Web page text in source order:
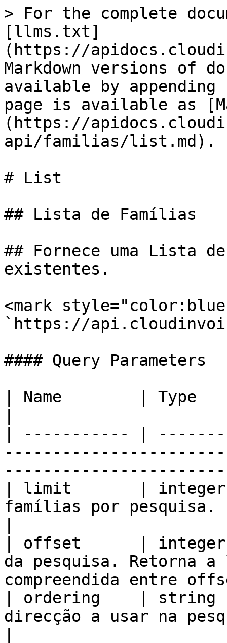
> For the complete
[llms.txt]
(https://
Markdown versions of
available by
page is available as
(https://
api/familias/list.md).
# List
## Lista de Famílias
## Fornece uma Lista
existentes.
<mark
`https://
#### Query Parameters
| Name        | Type
| ----------- |
| limit       | integer |
famílias por pesquisa.
| offset      | integer
da pesquisa. Retorna
compreendida entre
| ordering    | string
direcção a usar na